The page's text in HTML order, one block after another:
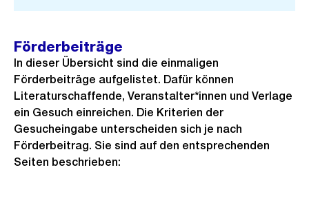
Förderbeiträge
In dieser Übersicht sind die einmaligen
Förderbeiträge aufgelistet. Dafür können
Literaturschaffende, Veranstalter*innen und Verlage
ein Gesuch einreichen. Die Kriterien der
Gesucheingabe unterscheiden sich je nach
Förderbeitrag. Sie sind auf den entsprechenden
Seiten beschrieben: